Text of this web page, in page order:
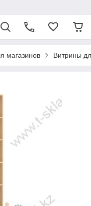
магазинов Витрины